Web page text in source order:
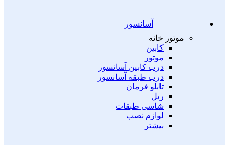
آسانسور
موتور خانه
کابین
موتور
درب کابین آسانسور
درب طبقه آسانسور
تابلو فرمان
ریل
شاسی طبقات
لوازم نصب
بیشتر